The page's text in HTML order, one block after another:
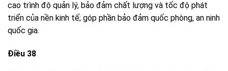
cao trình độ quản lý, bảo đảm chất lượng và tốc độ phát
triển của nền kinh tế; góp phần bảo đảm quốc phòng, an ninh
quốc gia.
Điều 38